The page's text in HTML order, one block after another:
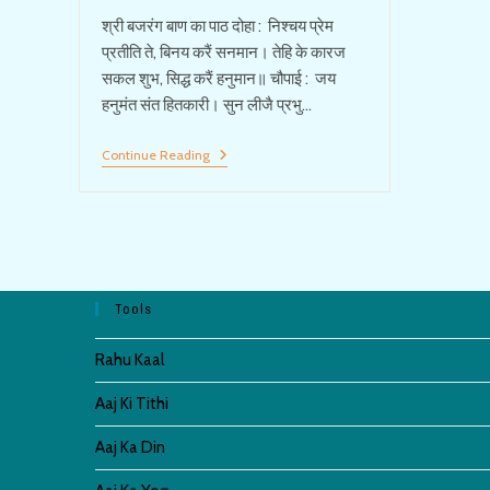
श्री बजरंग बाण का पाठ दोहा : निश्चय प्रेम
प्रतीति ते, बिनय करैं सनमान। तेहि के कारज
सकल शुभ, सिद्ध करैं हनुमान॥ चौपाई : जय
हनुमंत संत हितकारी। सुन लीजै प्रभु…
Continue Readingश्री
बजरंग
बाण
Tools
Rahu Kaal
Aaj Ki Tithi
Aaj Ka Din